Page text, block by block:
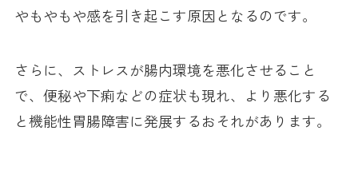
やもやもや感を引き起こす原因となるのです。
さらに、ストレスが腸内環境を悪化させること
で、便秘や下痢などの症状も現れ、より悪化する
と機能性胃腸障害に発展するおそれがあります。